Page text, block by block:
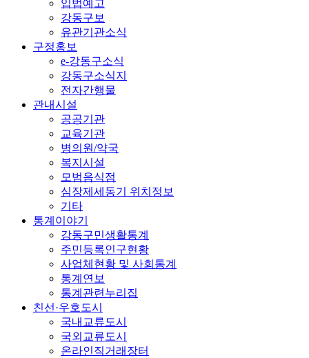
입법예고
강동구보
유관기관소식
구정홍보
e-강동구소식
강동구소식지
전자간행물
관내시설
공공기관
교육기관
병의원/약국
복지시설
모범음식점
심장제세동기 위치정보
기타
통계이야기
강동구민생활통계
주민등록인구현황
사업체현황 및 사회통계
통계연보
통계관련누리집
친선·우호도시
국내교류도시
국외교류도시
온라인직거래장터